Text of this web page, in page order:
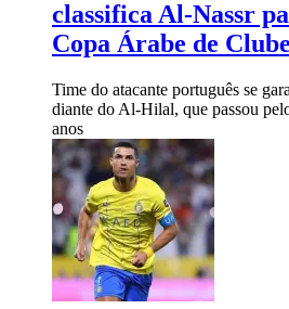
classifica Al-Nassr
Copa Árabe de
Time do atacante português se
diante do Al-Hilal, que passou
anos